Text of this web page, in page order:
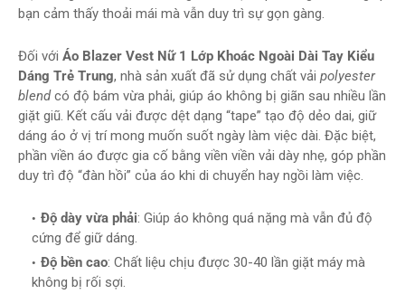
bạn cảm thấy thoải mái mà vẫn duy trì sự gọn gàng.
Đối với Áo Blazer Vest Nữ 1 Lớp Khoác Ngoài Dài Tay Kiểu
Dáng Trẻ Trung, nhà sản xuất đã sử dụng chất vải polyester
blendcó độ bám vừa phải, giúp áo không bị giãn sau nhiều lần
giặt giũ. Kết cấu vải được dệt dạng “tape” tạo độ dẻo dai, giữ
dáng áo ở vị trí mong muốn suốt ngày làm việc dài. Đặc biệt,
phần viền áo được gia cố bằng viền viền vải dày nhẹ, góp phần
duy trì độ “đàn hồi” của áo khi di chuyển hay ngồi làm việc.
Độ dày vừa phải: Giúp áo không quá nặng mà vẫn đủ độ
cứng để giữ dáng.
Độ bền cao: Chất liệu chịu được 30-40 lần giặt máy mà
không bị rối sợi.